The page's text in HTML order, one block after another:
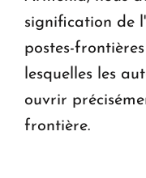
signification de
postes-
lesquelles les
ouvrir
frontière.